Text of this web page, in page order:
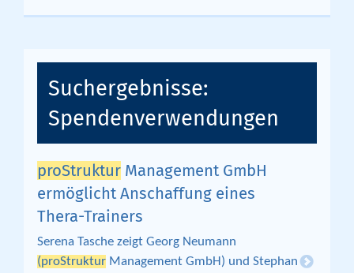
Suchergebnisse:
Spendenverwendungen
proStruktur Management GmbH
ermöglicht Anschaffung eines
Thera-Trainers
Serena Tasche zeigt Georg Neumann
(proStruktur Management GmbH) und Stephan